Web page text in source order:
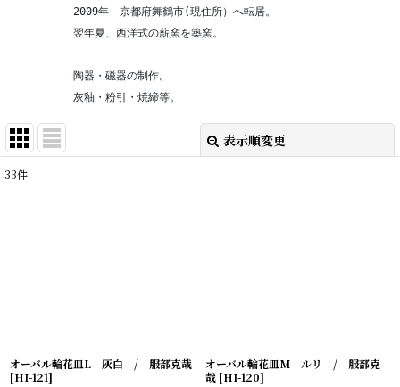
2009年　京都府舞鶴市(現住所）へ転居。
翌年夏、西洋式の薪窯を築窯。
陶器・磁器の制作。
灰釉・粉引・焼締等。
表示順変更
33件
オーバル輪花皿L 灰白 / 服部克哉
[HI-121]
オーバル輪花皿M ルリ / 服部克
哉 [HI-120]